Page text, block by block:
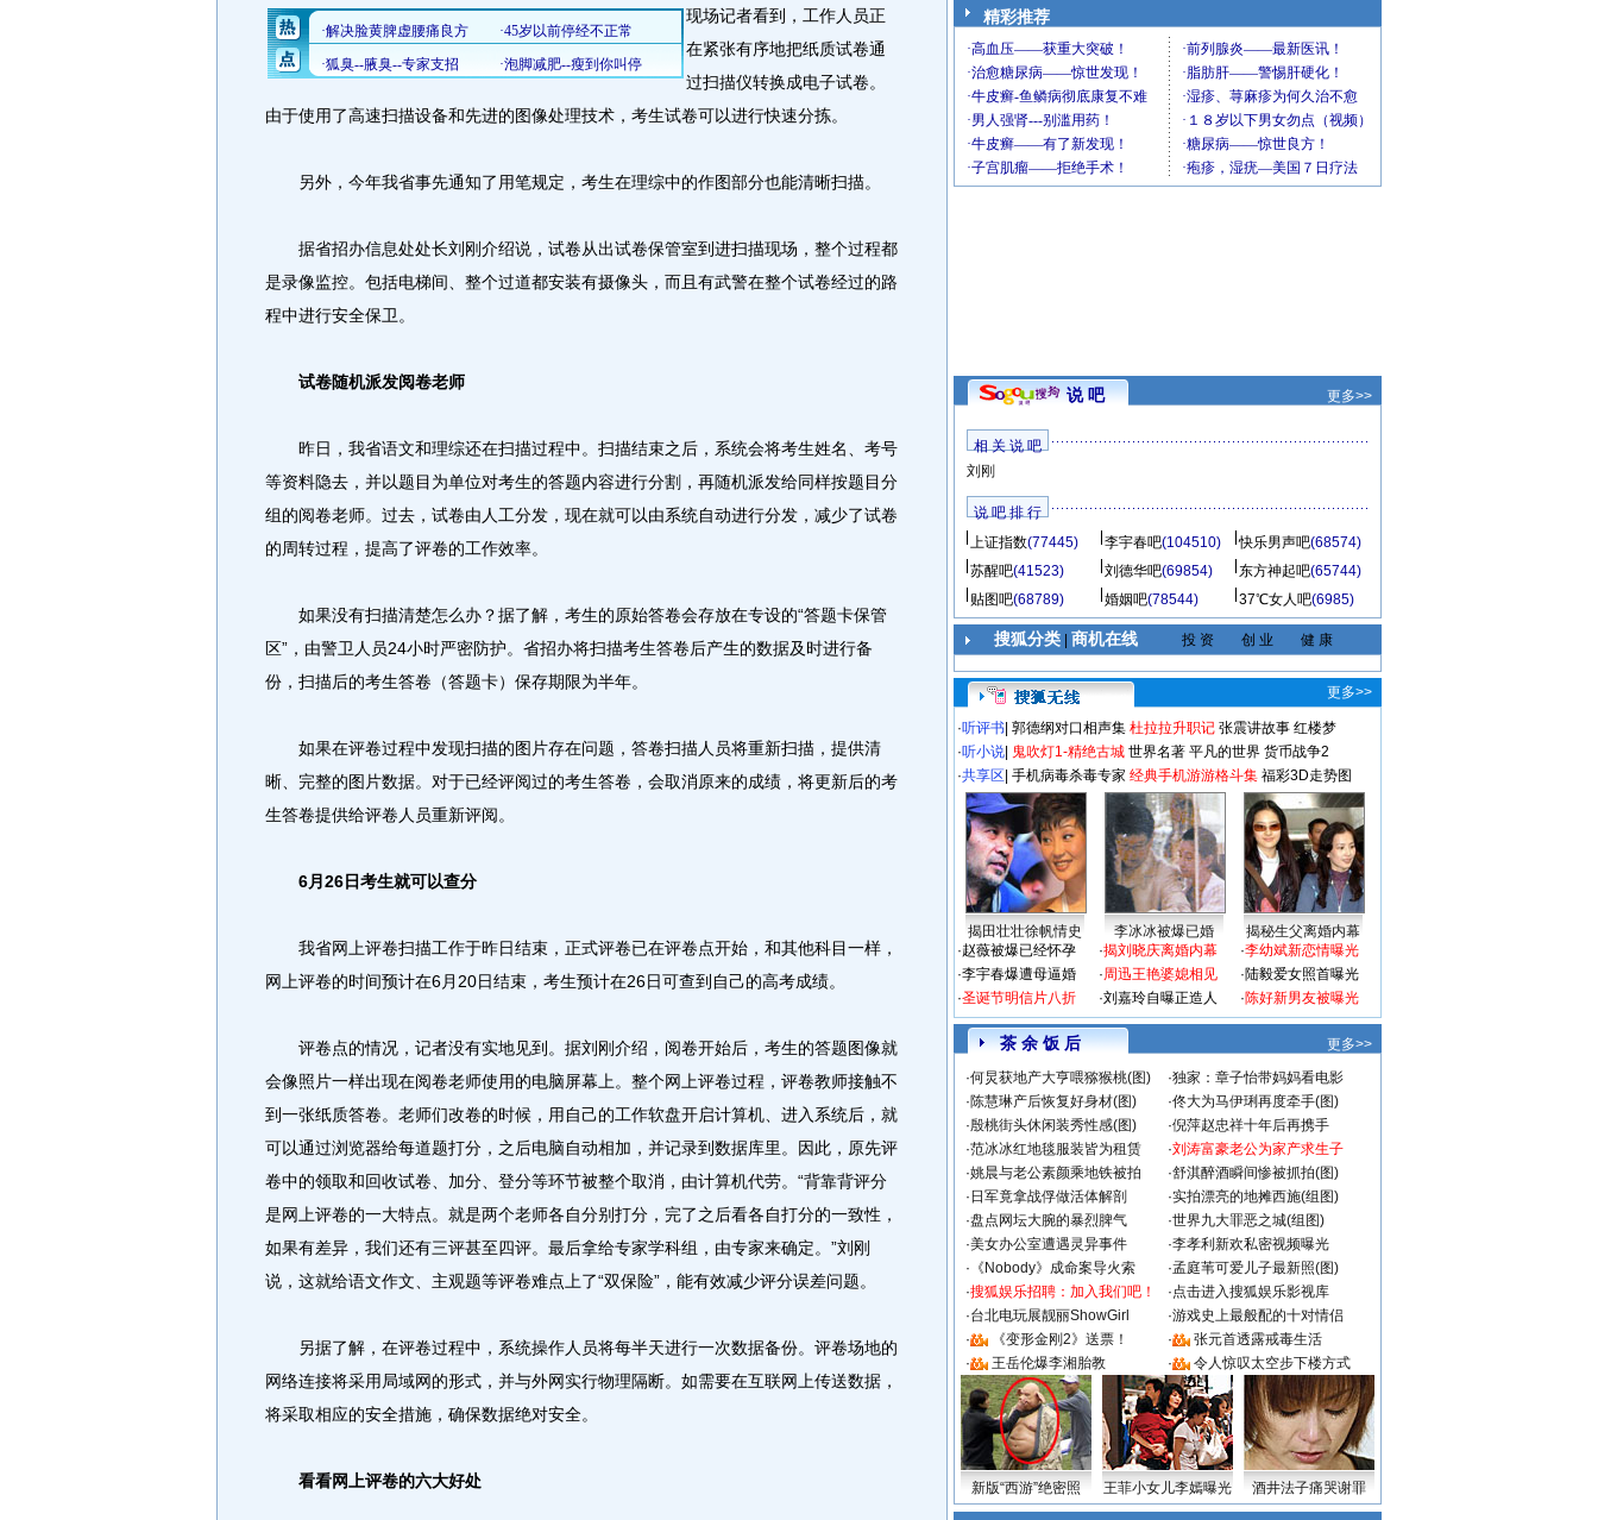
现场记者看到，工作人员正
在紧张有序地把纸质试卷通
过扫描仪转换成电子试卷。
由于使用了高速扫描设备和先进的图像处理技术，考生试卷可以进行快速分拣。
另外，今年我省事先通知了用笔规定，考生在理综中的作图部分也能清晰扫描。
据省招办信息处处长刘刚介绍说，试卷从出试卷保管室到进扫描现场，整个过程都
是录像监控。包括电梯间、整个过道都安装有摄像头，而且有武警在整个试卷经过的路
程中进行安全保卫。
试卷随机派发阅卷老师
昨日，我省语文和理综还在扫描过程中。扫描结束之后，系统会将考生姓名、考号
等资料隐去，并以题目为单位对考生的答题内容进行分割，再随机派发给同样按题目分
组的阅卷老师。过去，试卷由人工分发，现在就可以由系统自动进行分发，减少了试卷
的周转过程，提高了评卷的工作效率。
如果没有扫描清楚怎么办？据了解，考生的原始答卷会存放在专设的“答题卡保管
区”，由警卫人员24小时严密防护。省招办将扫描考生答卷后产生的数据及时进行备
份，扫描后的考生答卷（答题卡）保存期限为半年。
如果在评卷过程中发现扫描的图片存在问题，答卷扫描人员将重新扫描，提供清
晰、完整的图片数据。对于已经评阅过的考生答卷，会取消原来的成绩，将更新后的考
生答卷提供给评卷人员重新评阅。
6月26日考生就可以查分
我省网上评卷扫描工作于昨日结束，正式评卷已在评卷点开始，和其他科目一样，
网上评卷的时间预计在6月20日结束，考生预计在26日可查到自己的高考成绩。
评卷点的情况，记者没有实地见到。据刘刚介绍，阅卷开始后，考生的答题图像就
会像照片一样出现在阅卷老师使用的电脑屏幕上。整个网上评卷过程，评卷教师接触不
到一张纸质答卷。老师们改卷的时候，用自己的工作软盘开启计算机、进入系统后，就
可以通过浏览器给每道题打分，之后电脑自动相加，并记录到数据库里。因此，原先评
卷中的领取和回收试卷、加分、登分等环节被整个取消，由计算机代劳。“背靠背评分
是网上评卷的一大特点。就是两个老师各自分别打分，完了之后看各自打分的一致性，
如果有差异，我们还有三评甚至四评。最后拿给专家学科组，由专家来确定。”刘刚
说，这就给语文作文、主观题等评卷难点上了“双保险”，能有效减少评分误差问题。
另据了解，在评卷过程中，系统操作人员将每半天进行一次数据备份。评卷场地的
网络连接将采用局域网的形式，并与外网实行物理隔断。如需要在互联网上传送数据，
将采取相应的安全措施，确保数据绝对安全。
看看网上评卷的六大好处
精彩推荐
说 吧 更多>>
相 关 说 吧
刘刚
说 吧 排 行
上证指数(77445) 李宇春吧(104510) 快乐男声吧(68574)
苏醒吧(41523) 刘德华吧(69854) 东方神起吧(65744)
贴图吧(68789) 婚姻吧(78544) 37℃女人吧(6985)
搜狐分类| 商机在线 投 资 创 业 健 康
更多>>
·听评书 郭德纲对口相声集 杜拉拉升职记 张震讲故事 红楼梦
·听小说 鬼吹灯1-精绝古城 世界名著 平凡的世界 货币战争2
·共享区 手机病毒杀毒专家 经典手机游游格斗集 福彩3D走势图
揭田壮壮徐帆情史 李冰冰被爆已婚
揭秘生父离婚内幕
·赵薇被爆已经怀孕
·李宇春爆遭母逼婚
·圣诞节明信片八折
·揭刘晓庆离婚内幕
·周迅王艳婆媳相见
·刘嘉玲自曝正造人
·李幼斌新恋情曝光
·陆毅爱女照首曝光
·陈好新男友被曝光
茶 余 饭 后
更多>>
·何炅获地产大亨喂猕猴桃(图) ·独家：章子怡带妈妈看电影
·陈慧琳产后恢复好身材(图) ·佟大为马伊琍再度牵手(图)
·殷桃街头休闲装秀性感(图) ·倪萍赵忠祥十年后再携手
·范冰冰红地毯服装皆为租赁 ·刘涛富豪老公为家产求生子
·姚晨与老公素颜乘地铁被拍 ·舒淇醉酒瞬间惨被抓拍(图)
· 日军竟拿战俘做活体解剖 ·实拍漂亮的地摊西施(组图)
·盘点网坛大腕的暴烈脾气 ·世界九大罪恶之城(组图)
·美女办公室遭遇灵异事件 ·李孝利新欢私密视频曝光
· 《Nobody》成命案导火索 ·孟庭苇可爱儿子最新照(图)
·搜狐娱乐招聘：加入我们吧！ ·点击进入搜狐娱乐影视库
·台北电玩展靓丽ShowGirl ·游戏史上最般配的十对情侣
·
《变形金刚2》送票！ ·
张元首透露戒毒生活
·
王岳伦爆李湘胎教 · 令人惊叹太空步下楼方式
新版“西游”绝密照 王菲小女儿李嫣曝光 酒井法子痛哭谢罪